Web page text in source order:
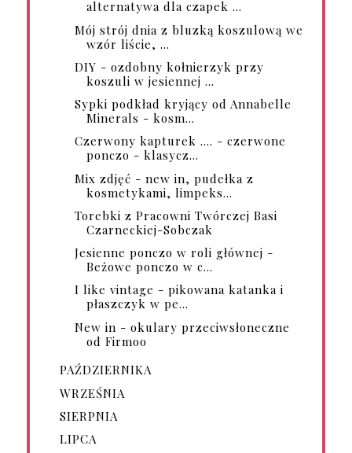
alternatywa dla czapek ...
Mój strój dnia z bluzką koszulową we
wzór liście, ...
DIY - ozdobny kołnierzyk przy
koszuli w jesiennej ...
Sypki podkład kryjący od Annabelle
Minerals - kosm...
Czerwony kapturek .... - czerwone
ponczo - klasycz...
Mix zdjęć - new in, pudełka z
kosmetykami, limpeks...
Torebki z Pracowni Twórczej Basi
Czarneckiej-Sobczak
Jesienne ponczo w roli głównej -
Beżowe ponczo w c...
I like vintage - pikowana katanka i
płaszczyk w pe...
New in - okulary przeciwsłoneczne
od Firmoo
PAŹDZIERNIKA
WRZEŚNIA
SIERPNIA
LIPCA